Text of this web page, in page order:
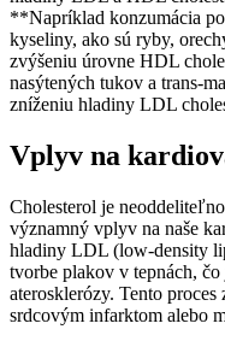
**Napríklad konzumácia
kyseliny, ako sú ryby,
zvýšeniu úrovne HDL
nasýtených tukov a trans-
zníženiu hladiny LDL
Vplyv na
Cholesterol je
významný vplyv na naše
hladiny LDL (low-density
tvorbe plakov v tepnách,
aterosklerózy. Tento
srdcovým infarktom alebo